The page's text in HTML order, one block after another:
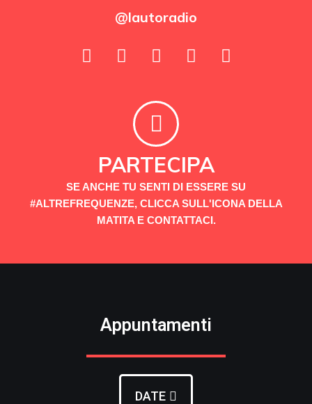
@lautoradio
PARTECIPA
SE ANCHE TU SENTI DI ESSERE SU
#ALTREFREQUENZE, CLICCA SULL'ICONA DELLA
MATITA E CONTATTACI.
Appuntamenti
DATE